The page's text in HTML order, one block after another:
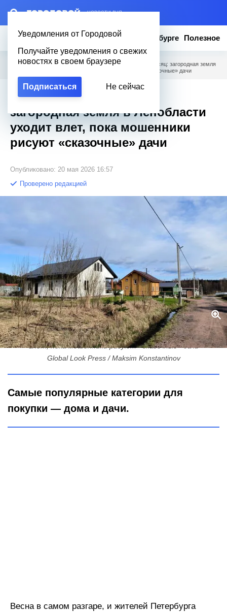
– НОВОСТИ ДНЯ
Уведомления от Городовой
Получайте уведомления о свежих
новостях в своем браузере
Подписаться Не сейчас
Новости Эксклюзив Вопросы о Петербурге Полезное
Городовой Новости Петербурга / Рывок на 16% за месяц: загородная земля
в Ленобласти уходит влет, пока мошенники рисуют «сказочные» дачи
Рывок на 16% за месяц:
загородная земля в Ленобласти
уходит влет, пока мошенники
рисуют «сказочные» дачи
Опубликовано: 20 мая 2026 16:57
Проверено редакцией
Рывок на 16% за месяц: загородная земля в Ленобласти уходит
влет, пока мошенники рисуют «сказочные» дачи
Global Look Press / Maksim Konstantinov
Самые популярные категории для
покупки — дома и дачи.
Весна в самом разгаре, и жителей Петербурга